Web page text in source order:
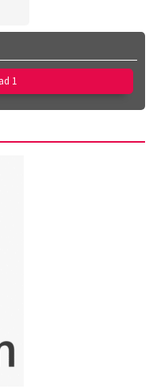
1